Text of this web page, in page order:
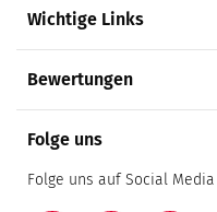
Wichtige Links
Folge uns
Folge uns auf Social Media
Bewertungen